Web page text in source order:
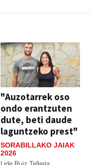
"Auzotarrek oso
ondo erantzuten
dute, beti daude
laguntzeko prest"
SORABILLAKO JAIAK
2026